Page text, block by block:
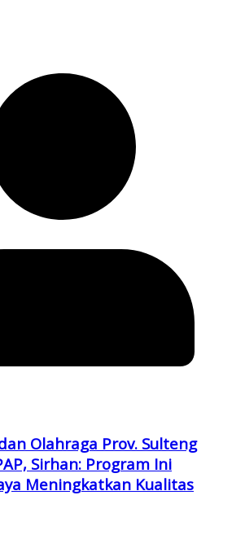
Olahraga Prov. Sulteng
Sirhan: Program Ini
Meningkatkan Kualitas